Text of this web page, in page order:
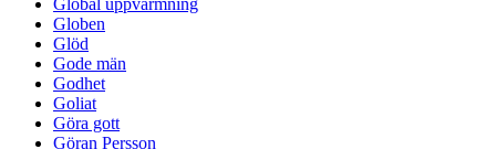
Globen
Glöd
Gode män
Godhet
Goliat
Göra gott
Göran Persson